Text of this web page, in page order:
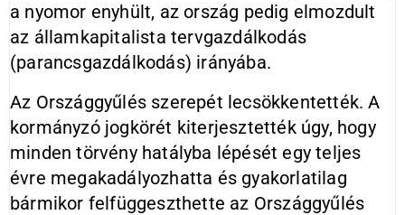
a nyomor enyhült, az ország pedig elmozdult
az államkapitalista tervgazdálkodás
(parancsgazdálkodás) irányába.
Az Országgyűlés szerepét lecsökkentették. A
kormányzó jogkörét kiterjesztették úgy, hogy
minden törvény hatályba lépését egy teljes
évre megakadályozhatta és gyakorlatilag
bármikor felfüggeszthette az Országgyűlés